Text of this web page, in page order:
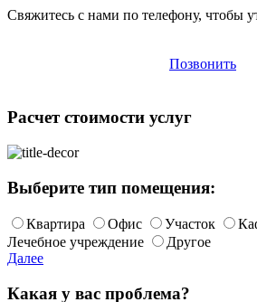
Свяжитесь с нами по телефону, чтобы
Позвонить
Расчет стоимости услуг
Выберите тип помещения:
Квартира Офис Участок
Лечебное учреждение
Другое
Далее
Какая у вас проблема?